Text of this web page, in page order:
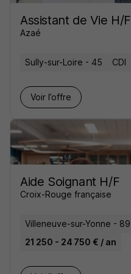
Assistant de Vie H/F
Azaé
Sully-sur-Loire - 45 CDI
Voir l’offre
Aide Soignant H/F
Croix-Rouge française
Villeneuve-sur-Yonne - 89
21 250 - 24 750 € / an